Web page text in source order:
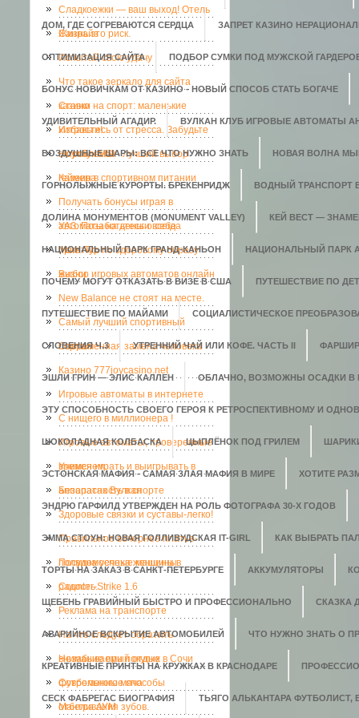
ДОМ, ГДЕ СОГРЕВАЮТСЯ СЕРДЦА ЗАПРЕТ КАЗИНО
ОПТИМИЗАЦИЯ САЙТА ПОДБОР СУМКИ ПОД МУЖСКОЙ
БОНУС НОВИЧКАМ ОТ КАЗИНО - НОВЫЙ СПОСОБ СТАТЬ БОГАЧЕ
УДИВИТЕЛЬНЫЙ АГАДИР. ВУЛКАН КЛУБ ИГРОВЫЕ АВТОМАТЫ
ВОЗДУШНЫЕ ШАРЫ: ВСЕ ЧТО НУЖНО ЗНАТЬ НОВАЯ ВОЛНА
ГОРНОЛЫЖНЫЕ КУРОРТЫ. БРЕКЕНРИДЖ ВОДНЫЙ ТРАНСПОРТ
ДОЛИНА МОНУМЕНТОВ (MONUMENT VALLEY) КЕЙ ВЕСТ —
НАЦИОНАЛЬНЫЙ ПАРК ГРАНД-КАНЬОН НАЦИОНАЛЬНЫЙ ПАРК
ПОЧЕМУ МОГУТ ОТКАЗАТЬ В ВИЗЕ В США ПУТЕШЕСТВИЕ ПО
ПУТЕШЕСТВИЕ ПО МАЙАМИ СОЦИАЛИСТИЧЕСКОЕ
СЛОВЕНИЯ Ч.3 УТРЕННИЙ ЧАЙ ИЛИ КОФЕ. ЧАСТЬ II
ЭШЛИ ГРИН — ЭЛИС КАЛЛЕН ОБЛАЧНО, ВОЗМОЖНЫ ОСАДКИ В
ЭТУ СПОСОБНОСТЬ СВОЕГО ГЕРОЯ К РЕТРОСПЕКТИВНОМУ И
ШОКОЛАДНАЯ КОЛБАСКА ЦЫПЛЁНОК ПОД ГРИЛЕМ
ЭСТОНСКАЯ МАФИЯ - САМАЯ ЗЛАЯ МАФИЯ В МИРЕ ХОТИТЕ
ЭНДРЮ ГАРФИЛД УТВЕРЖДЕН НА РОЛЬ ФОТОГРАФА 30-Х ГОДОВ
ЭММА СТОУН: НОВАЯ ГОЛЛИВУДСКАЯ IT-GIRL КАК ВЫБРАТЬ
ТОРТЫ НА ЗАКАЗ В САНКТ-ПЕТЕРБУРГЕ АККУМУЛЯТОРЫ
ЩЕБЕНЬ ГРАВИЙНЫЙ БЫСТРО И ПРОФЕССИОНАЛЬНО СКАЗКА
АВАРИЙНОЕ ВСКРЫТИЕ АВТОМОБИЛЕЙ ЧТО НУЖНО ЗНАТЬ О
КРЕАТИВНЫЕ ПРИНТЫ НА КРУЖКАХ В КРАСНОДАРЕ
СЕСК ФАБРЕГАС БИОГРАФИЯ ТЬЯГО АЛЬКАНТАРА ФУТБОЛИСТ,
Сладкоежки — ваш выход! Отель
Санрайз
Жизнь это риск.
Испытай свою удачу
Что такое зеркало для сайта
казино
Ставки на спорт: маленькие
хитрости!
Избавьтесь от стресса. Забудьте
о проблемах
Ноутбук MSI - лучший выбор
геймера
Казеин в спортивном питании
Получать бонусы играя в
автоматы на деньги всегда
приятно.
УАЗ. Позаботьтесь о себе
Мега-Тур по здоровому образу
жизни
Выбор игровых автоматов онлайн
New Balance не стоят на месте.
Самый лучший спортивный
портал
Современная замена человека
Казино 777joycasino.net
Игровые автоматы в интернете
C нищего в миллионера !
Игровые автоматы, проверенные
временем.
Учимся играть и выигрывать в
аппаратах Вулкан
Безопасность в спорте
Здоровые связки и суставы-легко!
Правильное вечернее платье-
полвина успеха женщины
Посудомоечные машины в
радость.
Counter-Strike 1.6
Реклама на транспорте
На что следует обратить
внимание при покупке
футбольного мяча
Незабываемый отдых в Сочи
Современные способы
отбеливания зубов.
Мантра АУМ